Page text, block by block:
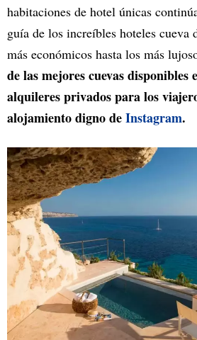
habitaciones de hotel únicas
guía de los increíbles hoteles cueva
más económicos hasta los más
de las mejores cuevas disponibles
alquileres privados para los
alojamiento digno deInstagram.